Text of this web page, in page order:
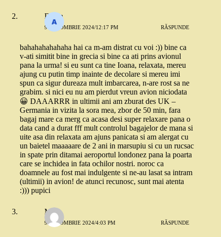
Diana
9 OCTOMBRIE 2024/12:17 PM RĂSPUNDE
bahahahahahaha hai ca m-am distrat cu voi :)) bine ca
v-ati simitit bine in grecia si bine ca ati prins avionul
pana la urma! si eu sunt ca tine Ioana, relaxata, mereu
ajung cu putin timp inainte de decolare si mereu imi
spun ca sigur dureaza mult imbarcarea, n-are rost sa ne
grabim. si nici eu nu am pierdut vreun avion niciodata
😀 DAAARRR in ultimii ani am zburat des UK –
Germania in vizita la sora mea, zbor de 50 min, fara
bagaj mare ca merg ca acasa desi super relaxare pana o
data cand a durat fff mult controlul bagajelor de mana si
uite asa din relaxata am ajuns panicata si am alergat cu
un baietel maaaaare de 2 ani in marsupiu si cu un rucsac
in spate prin ditamai aeroportul londonez pana la poarta
care se inchidea in fata ochilor nostri. noroc ca
doamnele au fost mai indulgente si ne-au lasat sa intram
(ultimii) in avion! de atunci recunosc, sunt mai atenta
:))) pupici
Mara
9 OCTOMBRIE 2024/4:03 PM RĂSPUNDE